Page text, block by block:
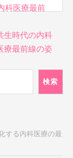
科医療最前
生時代の内科
療最前線の姿
検索
する内科医療の最